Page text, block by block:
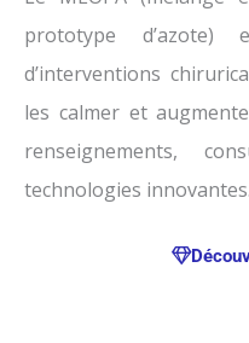
prototype
d’interventions
les calmer et
renseignements,
technologies innovantes.